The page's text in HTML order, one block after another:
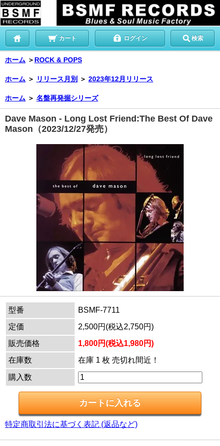
カート ログイン 検索
ホーム ＞ ROCK & POPS
ホーム ＞ リリース月別 ＞ 2023年12月リリース
ホーム ＞ 名盤再発掘シリーズ
Dave Mason - Long Lost Friend:The Best Of Dave
Mason（2023/12/27発売）
型番
BSMF-7711
定価
2,500円(税込2,750円)
販売価格
1,800円(税込1,980円)
在庫数
在庫 1 枚 売切れ間近！
購入数
特定商取引法に基づく表記 (返品など)